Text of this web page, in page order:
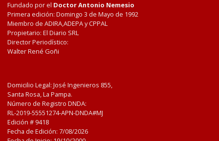
Fundado por el Doctor Antonio Nemesio
Primera edición: Domingo 3 de Mayo de 1992
Miembro de ADIRA,ADEPA y CPPAL
Propietario: El Diario SRL
Director Periodístico:
Walter René Goñi
Domicilio Legal: José Ingenieros 855,
Santa Rosa, La Pampa.
Número de Registro DNDA:
RL-2019-55551274-APN-DNDA#MJ
Edición # 9418
Fecha de Edición: 7/08/2026